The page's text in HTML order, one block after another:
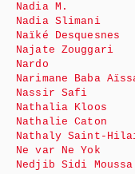
Nadia M.
Nadia Slimani
Naïké Desquesnes
Najate Zouggari
Nardo
Narimane Baba
Nassir Safi
Nathalia Kloos
Nathalie Caton
Nathaly Saint-
Ne var Ne Yok
Nedjib Sidi Moussa